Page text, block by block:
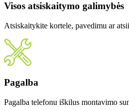
Visos atsiskaitymo galimybės
Atsiskaitykite kortele, pavedimu ar
Pagalba
Pagalba telefonu iškilus montavimo